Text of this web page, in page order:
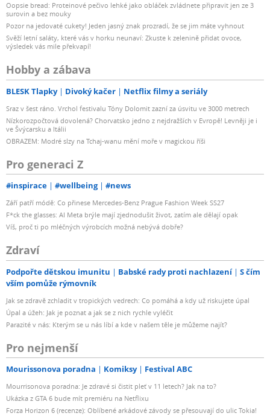
Oopsie bread: Proteinové pečivo lehké jako obláček zvládnete připravit jen ze 3
surovin a bez mouky
Pozor na jedovaté cukety! Jeden jasný znak prozradí, že se jim máte vyhnout
Svěží letní saláty, které vás v horku neunaví: Zkuste k zelenině přidat ovoce,
výsledek vás mile překvapí!
Hobby a zábava
BLESK Tlapky Divoký kačer Netflix filmy a seriály
Sraz v šest ráno. Vrchol festivalu Tóny Dolomit zazní za úsvitu ve 3000 metrech
Nízkorozpočtová dovolená? Chorvatsko jedno z nejdražších v Evropě! Levněji je i
ve Švýcarsku a Itálii
OBRAZEM: Modré slzy na Tchaj-wanu mění moře v magickou říši
Pro generaci Z
#inspirace #wellbeing #news
Září patří módě: Co přinese Mercedes-Benz Prague Fashion Week SS27
F*ck the glasses: AI Meta brýle mají zjednodušit život, zatím ale dělají opak
Víš, proč ti po mléčných výrobcích možná nebývá dobře?
Zdraví
Podpořte dětskou imunitu Babské rady proti nachlazení
S čím
vším pomůže rýmovník
Jak se zdravě zchladit v tropických vedrech: Co pomáhá a kdy už riskujete úpal
Úpal a úžeh: Jak je poznat a jak se z nich rychle vyléčit
Parazité v nás: Kterým se u nás líbí a kde v našem těle je můžeme najít?
Pro nejmenší
Mourissonova poradna Komiksy Festival ABC
Mourrisonova poradna: Je zdravé si čistit pleť v 11 letech? Jak na to?
Ukázka z GTA 6 bude mít premiéru na Netflixu
Forza Horizon 6 (recenze): Oblíbené arkádové závody se přesouvají do ulic Tokia!